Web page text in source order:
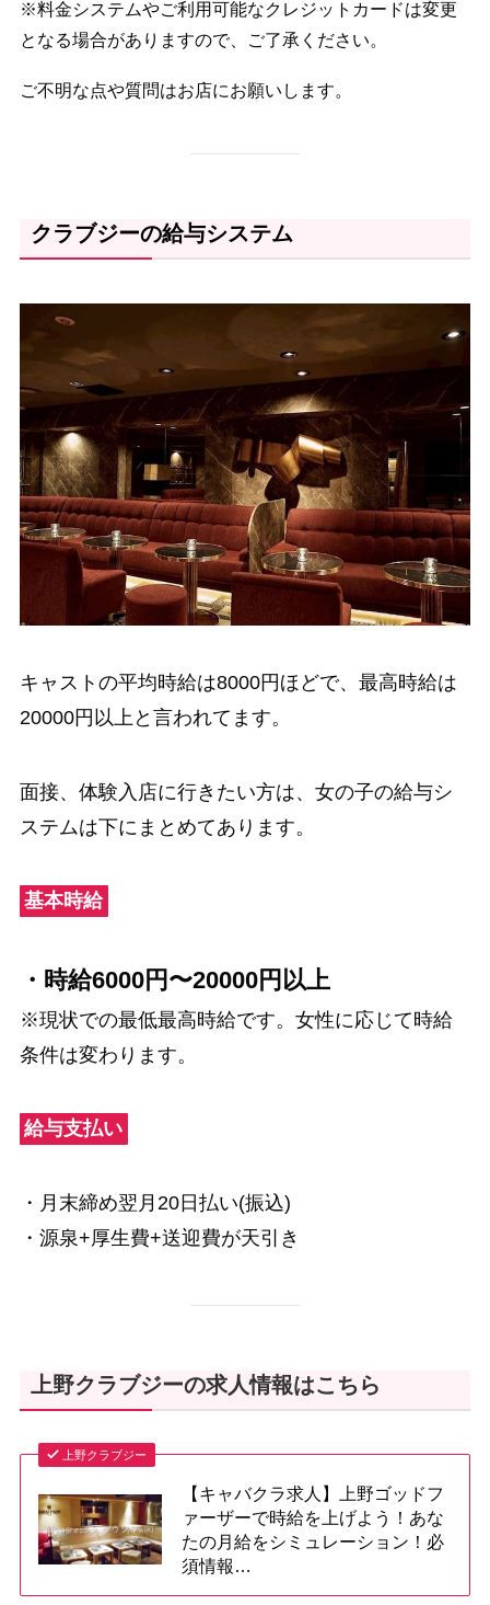
※料金システムやご利用可能なクレジットカードは変更
となる場合がありますので、ご了承ください。
ご不明な点や質問はお店にお願いします。
クラブジーの給与システム
キャストの平均時給は8000円ほどで、最高時給は
20000円以上と言われてます。
面接、体験入店に行きたい方は、女の子の給与シ
ステムは下にまとめてあります。
基本時給
・時給6000円〜20000円以上
※現状での最低最高時給です。女性に応じて時給
条件は変わります。
給与支払い
・月末締め翌月20日払い(振込)
・源泉+厚生費+送迎費が天引き
上野クラブジーの求人情報はこちら
上野クラブジー
【キャバクラ求人】上野ゴッドフ
ァーザーで時給を上げよう！あな
たの月給をシミュレーション！必
須情報…